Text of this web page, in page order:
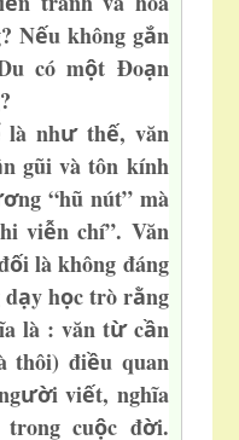
Nếu không gắn
có một Đoạn
?
là nhưthế, văn
n gũi và tôn kính
ng “hũ nút” mà
viễn chí”. Văn
ối là không đáng
dạy học trò rằng
là : văn từcần
thôi) điều quan
ười viết, nghĩa
trong cuộc đời.